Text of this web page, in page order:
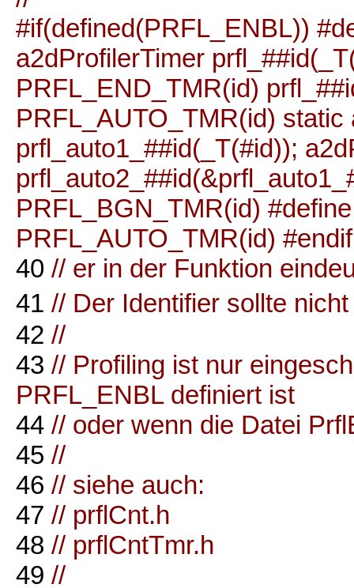
#if(defined(PRFL_ENBL))
a2dProfilerTimer
PRFL_END_TMR(id)
PRFL_AUTO_TMR(id) static
prfl_auto1_##id(_T(#id));
PRFL_BGN_TMR(id)
PRFL_AUTO_TMR(id)
40 // er in der Funktion
41 // Der Identifier sollte
42 //
43 // Profiling ist nur
PRFL_ENBL definiert ist
44 // oder wenn die Datei
45 //
46 // siehe auch:
47 // prflCnt.h
48 // prflCntTmr.h
49 //